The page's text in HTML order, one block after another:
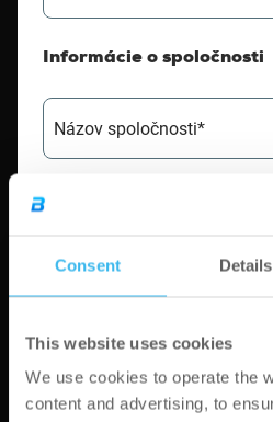
Consent Details
This website uses cookies
We use cookies to operate the
content and advertising, to
Informácie o spoločnosti
Názov spoločnosti*